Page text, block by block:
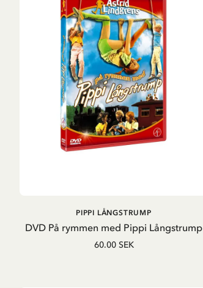
LÄGG I VARUKORG
DVD På rymmen med Pippi Långstrump
PIPPI LÅNGSTRUMP
60.00 SEK